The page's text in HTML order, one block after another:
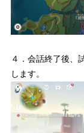
４．会話終了後、
します。